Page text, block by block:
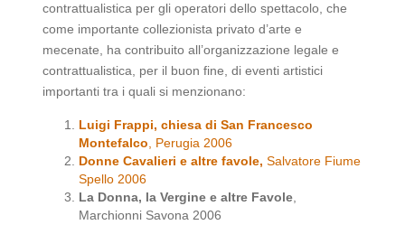
contrattualistica per gli operatori dello spettacolo, che
come importante collezionista privato d’arte e
mecenate, ha contribuito all’organizzazione legale e
contrattualistica, per il buon fine, di eventi artistici
importanti tra i quali si menzionano:
Luigi Frappi, chiesa di San Francesco
Montefalco , Perugia 2006
Donne Cavalieri e altre favole, Salvatore Fiume
Spello 2006
La Donna, la Vergine e altre Favole,
Marchionni Savona 2006